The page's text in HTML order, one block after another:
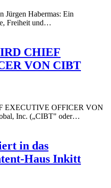
Jürgen Habermas: Ein
Freiheit und…
CHIEF
VON CIBT
EXECUTIVE OFFICER VON
Inc. („CIBT" oder…
in das
Haus Inkitt